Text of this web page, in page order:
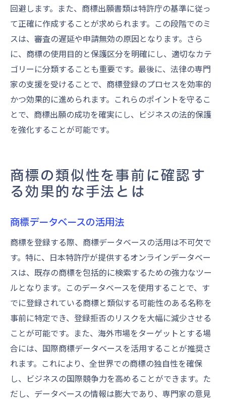
回避します。また、商標出願書類は特許庁の基準に従っ
て正確に作成することが求められます。この段階でのミ
スは、審査の遅延や申請無効の原因となります。さら
に、商標の使用目的と保護区分を明確にし、適切なカテ
ゴリーに分類することも重要です。最後に、法律の専門
家の支援を受けることで、商標登録のプロセスを効率的
かつ効果的に進められます。これらのポイントを守るこ
とで、商標出願の成功を確実にし、ビジネスの法的保護
を強化することが可能です。
商標の類似性を事前に確認す
る効果的な手法とは
商標データベースの活用法
商標を登録する際、商標データベースの活用は不可欠で
す。特に、日本特許庁が提供するオンラインデータベー
スは、既存の商標を包括的に検索するための強力なツー
ルとなります。このデータベースを使用することで、す
でに登録されている商標と類似する可能性のある名称を
事前に特定でき、登録拒否のリスクを大幅に減少させる
ことが可能です。また、海外市場をターゲットとする場
合には、国際商標データベースを活用することが推奨さ
れます。これにより、全世界での商標の独自性を確保
し、ビジネスの国際競争力を高めることができます。た
だし、データベースの情報は膨大であり、専門家の意見